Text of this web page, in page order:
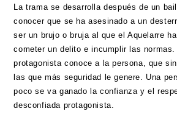
La trama se desarrolla después de un
conocer que se ha asesinado a un
ser un brujo o bruja al que el Aquelarre
cometer un delito e incumplir las
protagonista conoce a la persona, que
las que más seguridad le genere. Una
poco se va ganado la confianza y el
desconfiada protagonista.